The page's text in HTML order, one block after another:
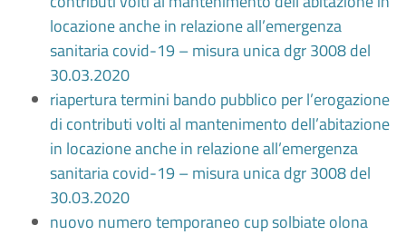
locazione anche in relazione all’emergenza
sanitaria covid-19 – misura unica dgr 3008 del
30.03.2020
riapertura termini bando pubblico per l’erogazione
di contributi volti al mantenimento dell’abitazione
in locazione anche in relazione all’emergenza
sanitaria covid-19 – misura unica dgr 3008 del
30.03.2020
nuovo numero temporaneo cup solbiate olona